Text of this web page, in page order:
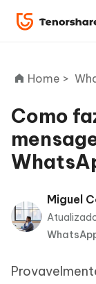
ReiBoot
for iOS
PDNob
PDF
Editor
iAnyGo
Home >
Como
Miguel